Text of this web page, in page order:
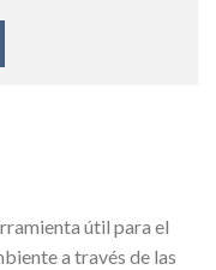
útil para el
a través de las